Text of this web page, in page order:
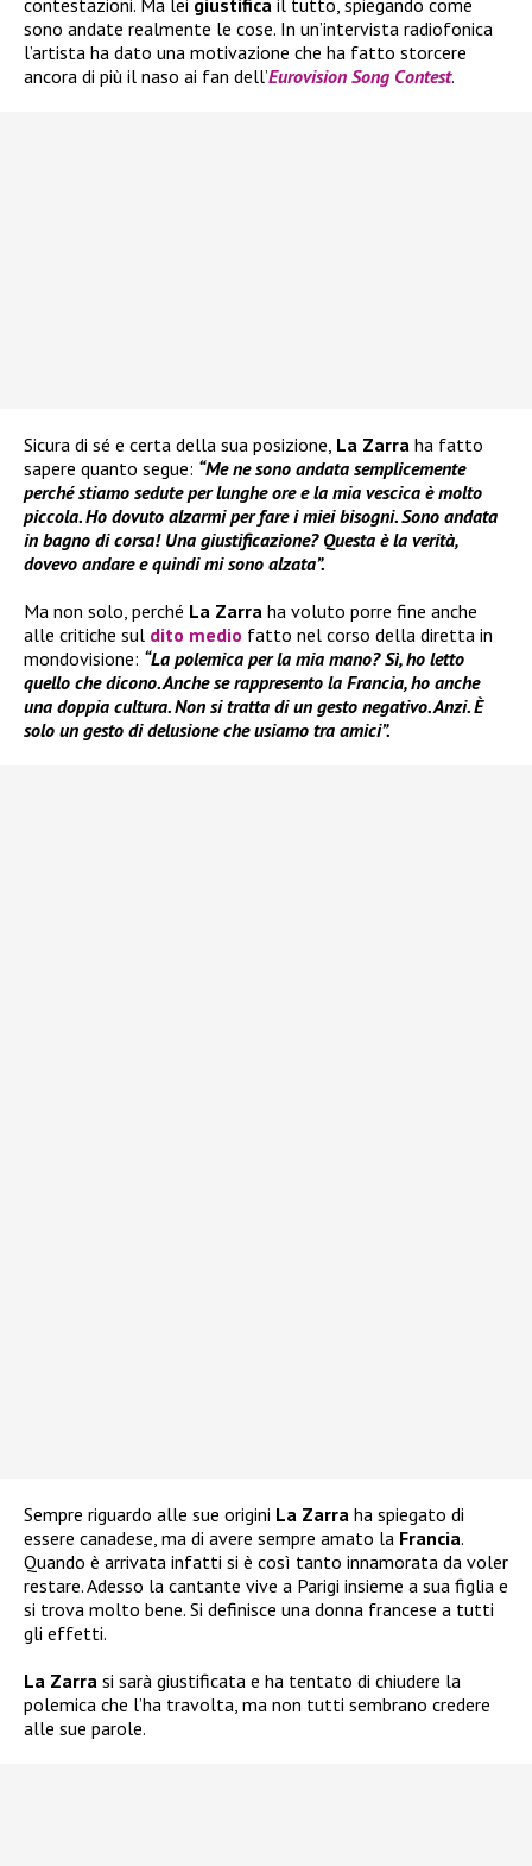
sono andate realmente le cose. In un’intervista radiofonica
l’artista ha dato una motivazione che ha fatto storcere
ancora di più il naso ai fan dell’Eurovision Song Contest.
Sicura di sé e certa della sua posizione, La Zarra ha fatto
sapere quanto segue: “Me ne sono andata semplicemente
perché stiamo sedute per lunghe ore e la mia vescica è molto
piccola. Ho dovuto alzarmi per fare i miei bisogni. Sono andata
in bagno di corsa! Una giustificazione? Questa è la verità,
dovevo andare e quindi mi sono alzata”.
Ma non solo, perché La Zarra ha voluto porre fine anche
alle critiche sul dito medio fatto nel corso della diretta in
mondovisione: “La polemica per la mia mano? Sì, ho letto
quello che dicono. Anche se rappresento la Francia, ho anche
una doppia cultura. Non si tratta di un gesto negativo. Anzi. È
solo un gesto di delusione che usiamo tra amici”.
Sempre riguardo alle sue origini La Zarra ha spiegato di
essere canadese, ma di avere sempre amato la Francia.
Quando è arrivata infatti si è così tanto innamorata da voler
restare. Adesso la cantante vive a Parigi insieme a sua figlia e
si trova molto bene. Si definisce una donna francese a tutti
gli effetti.
La Zarra si sarà giustificata e ha tentato di chiudere la
polemica che l’ha travolta, ma non tutti sembrano credere
alle sue parole.